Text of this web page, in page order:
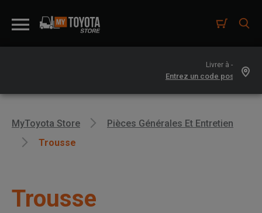
Livrer à -
MyToyota Store
Pièces Générales Et Entretien
Trousse
Trousse